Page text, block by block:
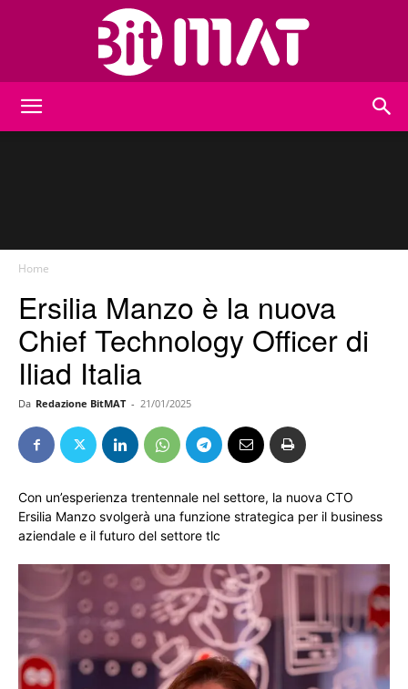
Home
Ersilia Manzo è la nuova
Chief Technology Officer di
Iliad Italia
Da Redazione BitMAT - 21/01/2025
Con un’esperienza trentennale nel settore, la nuova CTO
Ersilia Manzo svolgerà una funzione strategica per il business
aziendale e il futuro del settore tlc